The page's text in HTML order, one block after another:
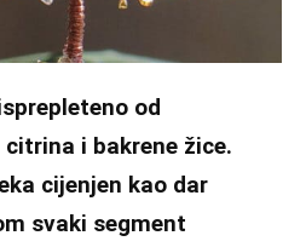
od
i bakrene žice.
cijenjen kao dar
svaki segment